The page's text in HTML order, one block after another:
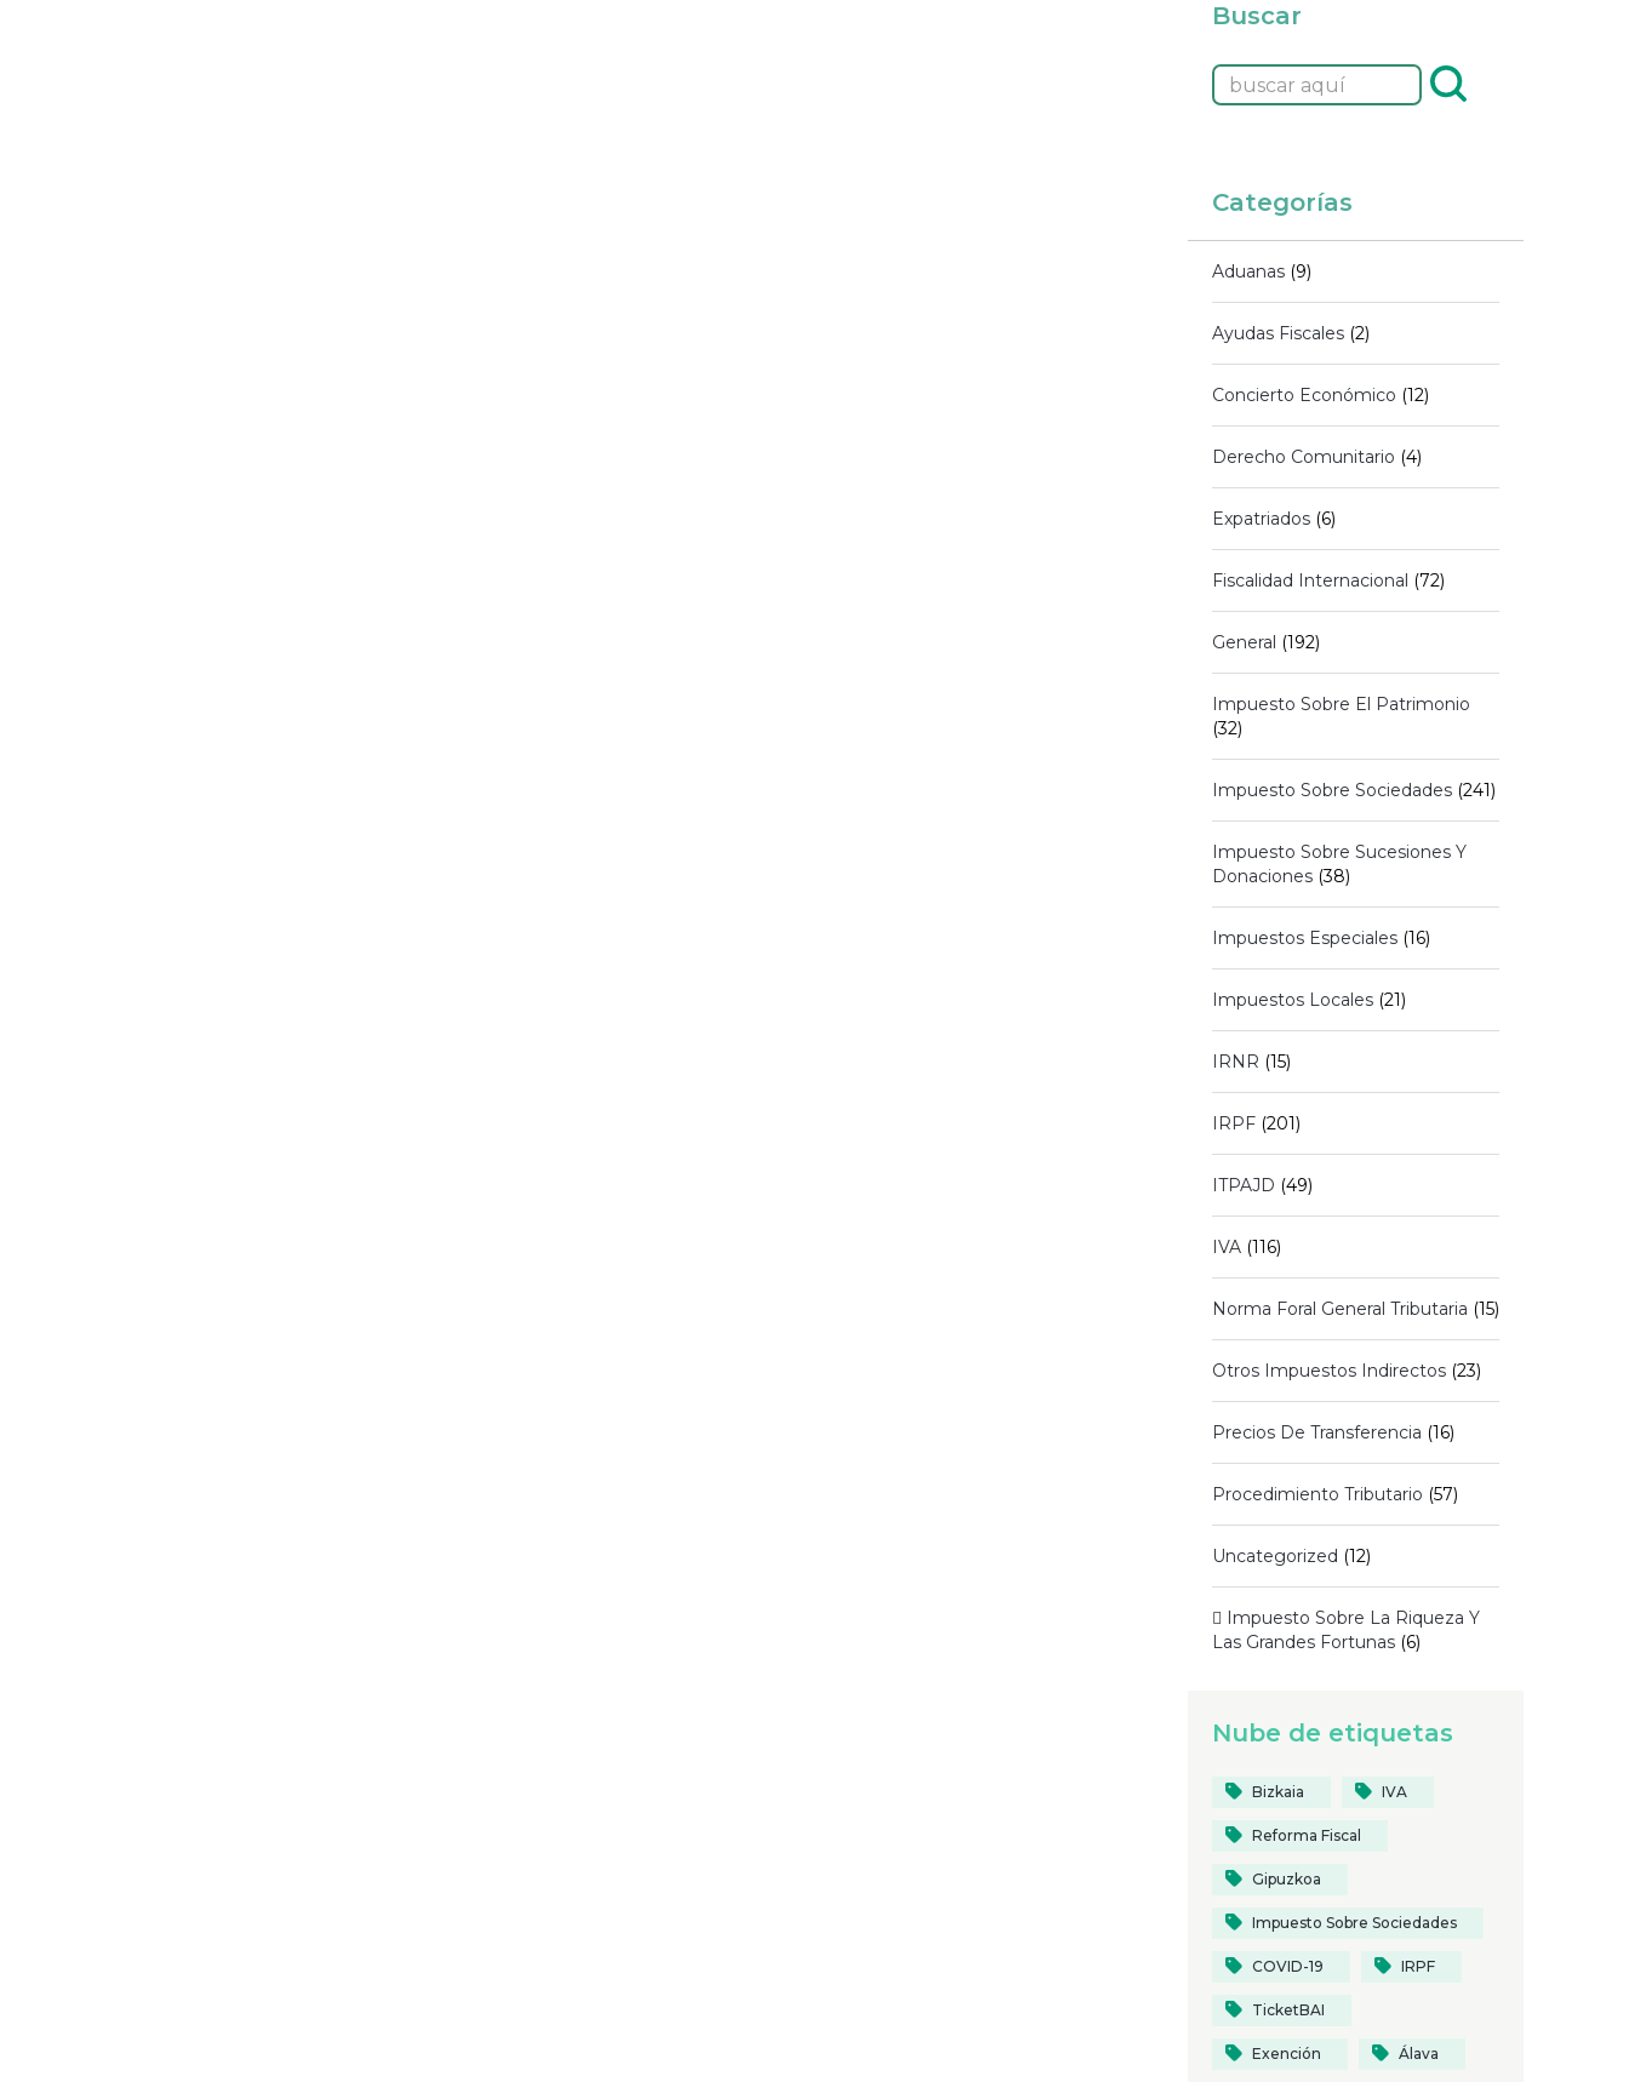
Buscar
Categorías
Aduanas(9)
Ayudas Fiscales(2)
Concierto Económico (12)
Derecho Comunitario (4)
Expatriados(6)
Fiscalidad Internacional (72)
General (192)
Impuesto Sobre El Patrimonio
(32)
Impuesto Sobre Sociedades(241)
Impuesto Sobre Sucesiones Y
Donaciones(38)
Impuestos Especiales(16)
Impuestos Locales(21)
IRNR (15)
IRPF(201)
ITPAJD (49)
IVA(116)
Norma Foral General Tributaria (15)
Otros Impuestos Indirectos(23)
Precios De Transferencia (16)
Procedimiento Tributario (57)
Uncategorized (12)
 Impuesto Sobre La Riqueza Y
Las Grandes Fortunas(6)
Nube de etiquetas
Bizkaia IVA
Reforma Fiscal
Gipuzkoa
Impuesto Sobre Sociedades
COVID-19 IRPF
TicketBAI
Exención Álava